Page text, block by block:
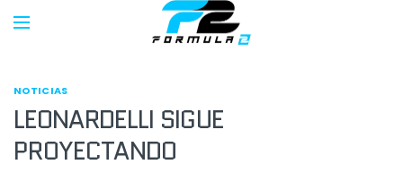
NOTICIAS
LEONARDELLI SIGUE
PROYECTANDO